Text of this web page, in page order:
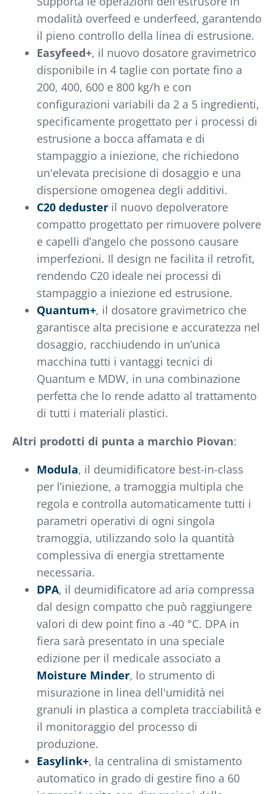
modalità overfeed e underfeed, garantendo
il pieno controllo della linea di estrusione.
Easyfeed+, il nuovo dosatore gravimetrico
disponibile in 4 taglie con portate fino a
200, 400, 600 e 800 kg/h e con
configurazioni variabili da 2 a 5 ingredienti,
specificamente progettato per i processi di
estrusione a bocca affamata e di
stampaggio a iniezione, che richiedono
un'elevata precisione di dosaggio e una
dispersione omogenea degli additivi.
C20 deduster il nuovo depolveratore
compatto progettato per rimuovere polvere
e capelli d’angelo che possono causare
imperfezioni. Il design ne facilita il retrofit,
rendendo C20 ideale nei processi di
stampaggio a iniezione ed estrusione.
Quantum+, il dosatore gravimetrico che
garantisce alta precisione e accuratezza nel
dosaggio, racchiudendo in un’unica
macchina tutti i vantaggi tecnici di
Quantum e MDW, in una combinazione
perfetta che lo rende adatto al trattamento
di tutti i materiali plastici.
Altri prodotti di punta a marchio Piovan:
Modula, il deumidificatore best-in-class
per l’iniezione, a tramoggia multipla che
regola e controlla automaticamente tutti i
parametri operativi di ogni singola
tramoggia, utilizzando solo la quantità
complessiva di energia strettamente
necessaria.
DPA, il deumidificatore ad aria compressa
dal design compatto che può raggiungere
valori di dew point fino a -40 °C. DPA in
fiera sarà presentato in una speciale
edizione per il medicale associato a
Moisture Minder, lo strumento di
misurazione in linea dell'umidità nei
granuli in plastica a completa tracciabilità e
il monitoraggio del processo di
produzione.
Easylink+, la centralina di smistamento
automatico in grado di gestire fino a 60